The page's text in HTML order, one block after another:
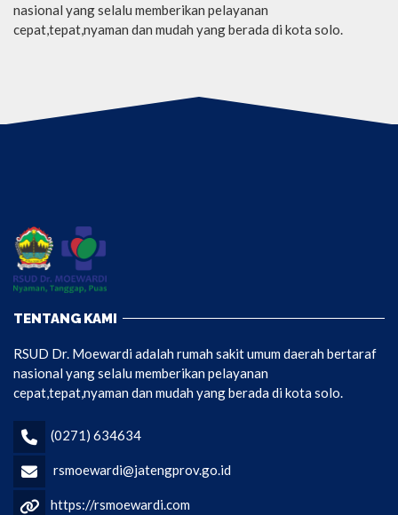
nasional yang selalu memberikan pelayanan
cepat,tepat,nyaman dan mudah yang berada di kota solo.
TENTANG KAMI
RSUD Dr. Moewardi adalah rumah sakit umum daerah bertaraf
nasional yang selalu memberikan pelayanan
cepat,tepat,nyaman dan mudah yang berada di kota solo.
(0271) 634634
rsmoewardi@jatengprov.go.id
https://rsmoewardi.com